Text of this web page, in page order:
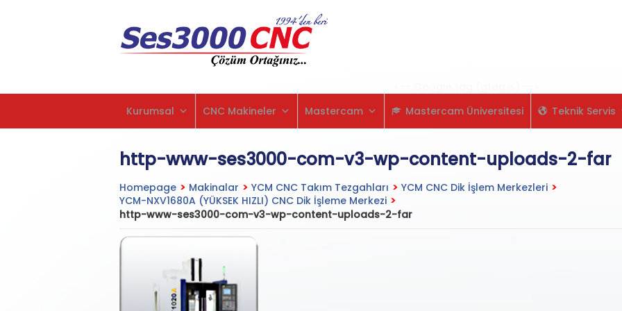
Kurumsal
CNC Makineler Mastercam Mastercam Üniversitesi Teknik Servis
http-www-ses3000-com-v3-wp-content-uploads-2-far
Homepage > Makinalar > YCM CNC Takım Tezgahları > YCM CNC Dik İşlem Merkezleri >
YCM-NXV1680A (YÜKSEK HIZLI) CNC Dik İşleme Merkezi >
http-www-ses3000-com-v3-wp-content-uploads-2-far